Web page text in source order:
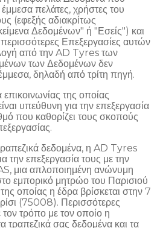
πελάτες, χρήστες του
(εφεξής αδιακρίτως
Δεδομένων" ή "Εσείς") και
Επεξεργασίες αυτών
από την AD Tyres των
των Δεδομένων δεν
δηλαδή από τρίτη πηγή.
της οποίας
υπεύθυνη για την επεξεργασία
που καθορίζει τους σκοπούς
δεδομένα, η AD Tyres
την επεξεργασία τους με την
μια απλοποιημένη ανώνυμη
εμπορικό μητρώο του Παρισιού
οποίας η έδρα βρίσκεται στην 7
(75008). Περισσότερες
τρόπο με τον οποίο η
τραπεζικά σας δεδομένα και τα